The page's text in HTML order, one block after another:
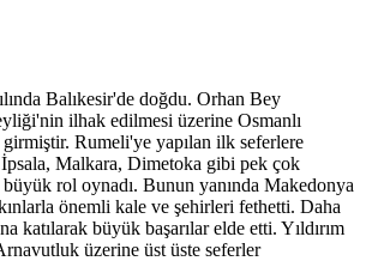
Balıkesir'de doğdu. Orhan Bey
ilhak edilmesi üzerine Osmanlı
Rumeli'ye yapılan ilk seferlere
Malkara, Dimetoka gibi pek çok
büyük rol oynadı. Bunun yanında Makedonya
önemli kale ve şehirleri fethetti. Daha
katılarak büyük başarılar elde etti. Yıldırım
üzerine üst üste seferler